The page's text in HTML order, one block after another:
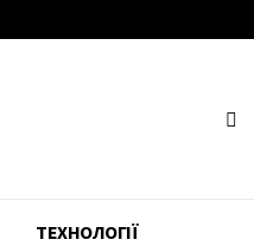
ТЕХНОЛОГІЇ